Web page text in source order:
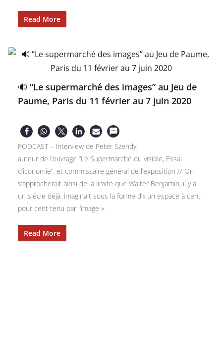
Read More
🔊 “Le supermarché des images” au Jeu de
Paume, Paris du 11 février au 7 juin 2020
PODCAST – Interview de Peter Szendy,
auteur de l’ouvrage “Le Supermarché du visible, Essai
d’iconomie”, et commissaire général de l’exposition // On
s’approcherait ainsi de la limite que Walter Benjamin, il y a
un siècle déjà, imaginait sous la forme d’« un espace à cent
pour cent tenu par l’image ».
Read More